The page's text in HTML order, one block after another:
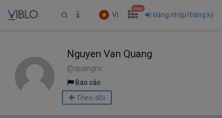
VI
new
Đăng nhập/Đăng ký
Nguyen Van Quang
@quangnv
Báo cáo
Theo dõi